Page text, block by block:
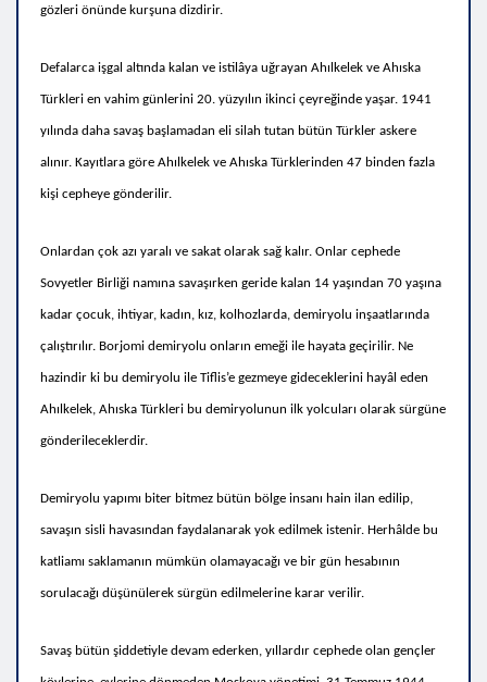
gözleri önünde kurşuna dizdirir.
Defalarca işgal altında kalan ve istilâya uğrayan Ahılkelek ve Ahıska
Türkleri en vahim günlerini 20. yüzyılın ikinci çeyreğinde yaşar. 1941
yılında daha savaş başlamadan eli silah tutan bütün Türkler askere
alınır. Kayıtlara göre Ahılkelek ve Ahıska Türklerinden 47 binden fazla
kişi cepheye gönderilir.
Onlardan çok azı yaralı ve sakat olarak sağ kalır. Onlar cephede
Sovyetler Birliği namına savaşırken geride kalan 14 yaşından 70 yaşına
kadar çocuk, ihtiyar, kadın, kız, kolhozlarda, demiryolu inşaatlarında
çalıştırılır. Borjomi demiryolu onların emeği ile hayata geçirilir. Ne
hazindir ki bu demiryolu ile Tiflis’e gezmeye gideceklerini hayâl eden
Ahılkelek, Ahıska Türkleri bu demiryolunun ilk yolcuları olarak sürgüne
gönderileceklerdir.
Demiryolu yapımı biter bitmez bütün bölge insanı hain ilan edilip,
savaşın sisli havasından faydalanarak yok edilmek istenir. Herhâlde bu
katliamı saklamanın mümkün olamayacağı ve bir gün hesabının
sorulacağı düşünülerek sürgün edilmelerine karar verilir.
Savaş bütün şiddetiyle devam ederken, yıllardır cephede olan gençler